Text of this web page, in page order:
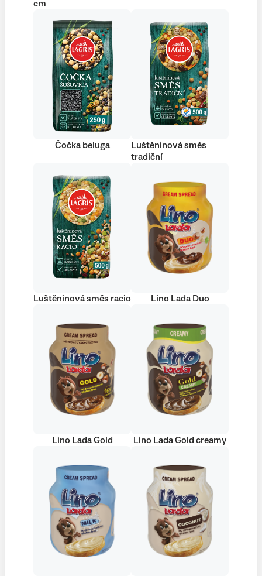
cm
Čočka beluga
Luštěninová směs
tradiční
Luštěninová směs racio Lino Lada Duo
Lino Lada Gold Lino Lada Gold creamy